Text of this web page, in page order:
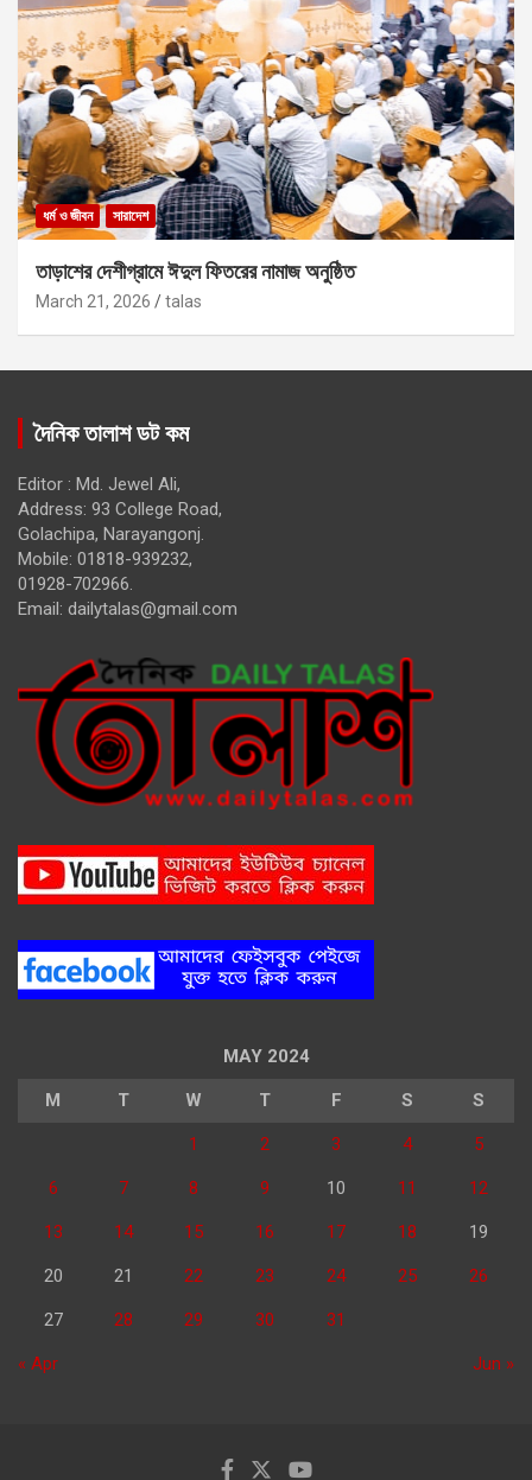
ধর্ম ও জীবন সারাদেশ
তাড়াশের দেশীগ্রামে ঈদুল ফিতরের নামাজ অনুষ্ঠিত
March 21, 2026 talas
দৈনিক তালাশ ডট কম
Editor : Md. Jewel Ali,
Address: 93 College Road,
Golachipa, Narayangonj.
Mobile: 01818-939232,
01928-702966.
Email: dailytalas@gmail.com
MAY 2024
M T W T F S S
1 2 3 4 5
6 7 8 9 10 11 12
13 14 15 16 17 18 19
20 21 22 23 24 25 26
27 28 29 30 31
« Apr Jun »